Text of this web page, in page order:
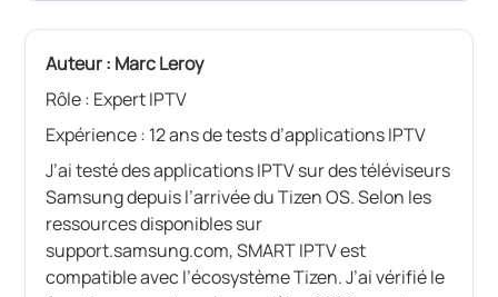
Auteur : Marc Leroy
Rôle : Expert IPTV
Expérience : 12 ans de tests d’applications IPTV
J’ai testé des applications IPTV sur des téléviseurs
Samsung depuis l’arrivée du Tizen OS. Selon les
ressources disponibles sur
support.samsung.com, SMART IPTV est
compatible avec l’écosystème Tizen. J’ai vérifié le